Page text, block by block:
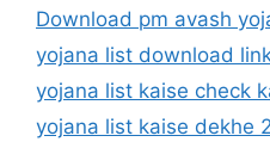
Download pm avash
yojana list download
yojana list kaise check
yojana list kaise dekhe